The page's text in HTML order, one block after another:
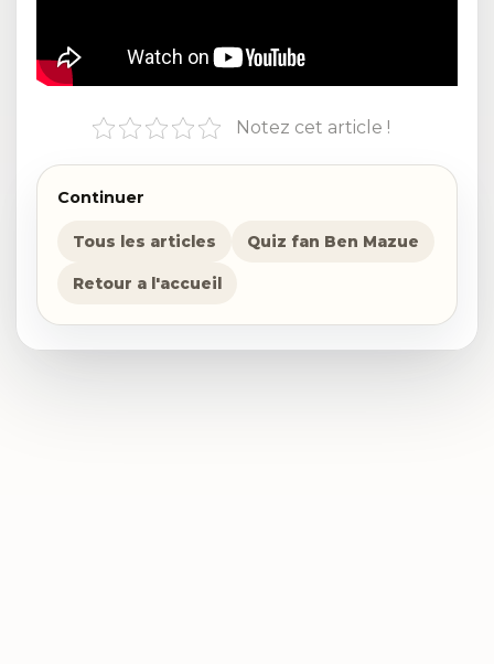
Notez cet article !
Continuer
Tous les articles Quiz fan Ben Mazue
Retour a l'accueil